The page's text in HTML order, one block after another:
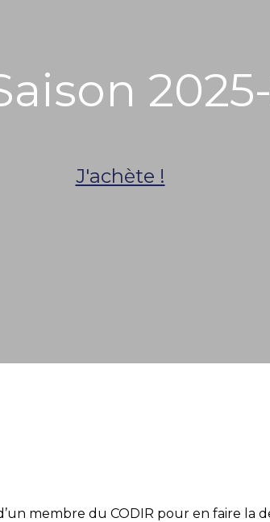
J'achète !
membre du CODIR pour en faire la